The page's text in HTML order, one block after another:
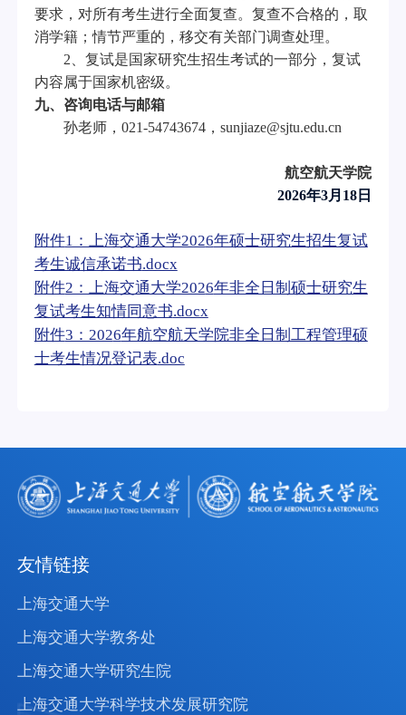
要求，对所有考生进行全面复查。复查不合格的，取
消学籍；情节严重的，移交有关部门调查处理。
2 、复试是国家研究生招生考试的一部分，复试
内容属于国家机密级。
九、咨询电话与邮箱
孙老师， 021-54743674， sunjiaze@sjtu.edu.cn
航空航天学院
2026年3月 18日
附件1：上海交通大学2026年硕士研究生招生复试
考生诚信承诺书.docx
附件2：上海交通大学2026年非全日制硕士研究生
复试考生知情同意书.docx
附件3：2026年航空航天学院非全日制工程管理硕
士考生情况登记表.doc
友情链接
上海交通大学
上海交通大学教务处
上海交通大学研究生院
上海交通大学科学技术发展研究院